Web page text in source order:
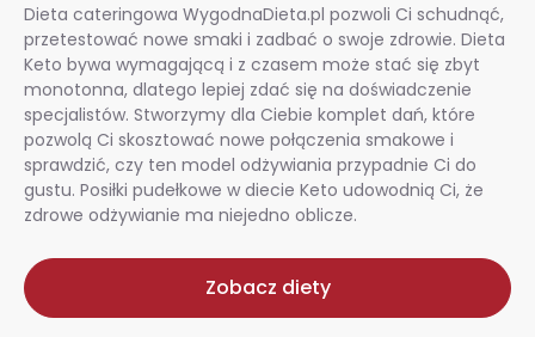
Dieta cateringowa WygodnaDieta.pl pozwoli Ci schudnąć,
przetestować nowe smaki i zadbać o swoje zdrowie. Dieta
Keto bywa wymagającą i z czasem może stać się zbyt
monotonna, dlatego lepiej zdać się na doświadczenie
specjalistów. Stworzymy dla Ciebie komplet dań, które
pozwolą Ci skosztować nowe połączenia smakowe i
sprawdzić, czy ten model odżywiania przypadnie Ci do
gustu. Posiłki pudełkowe w diecie Keto udowodnią Ci, że
zdrowe odżywianie ma niejedno oblicze.
Zobacz diety